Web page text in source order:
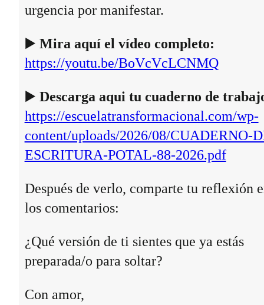
urgencia por manifestar.
▶️ Mira aquí el vídeo completo:
https://youtu.be/BoVcVcLCNMQ
▶️ Descarga aqui tu cuaderno de
https://escuelatransformacional.com/wp-
content/uploads/2026/08/CUADERNO-
ESCRITURA-POTAL-88-2026.pdf
Después de verlo, comparte tu reflexión
los comentarios:
¿Qué versión de ti sientes que ya estás
preparada/o para soltar?
Con amor,